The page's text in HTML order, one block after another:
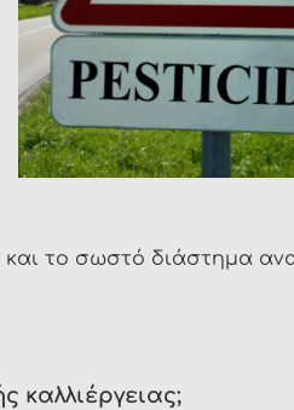
το σωστό διάστημα
καλλιέργειας;